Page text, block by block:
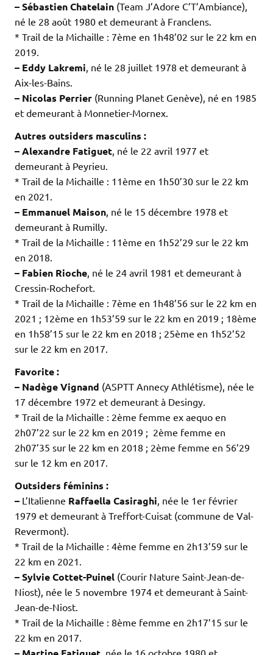
– Sébastien Chatelain (Team J’Adore C’T’Ambiance),
né le 28 août 1980 et demeurant à Franclens.
* Trail de la Michaille : 7ème en 1h48’02 sur le 22 km en
2019.
– Eddy Lakremi, né le 28 juillet 1978 et demeurant à
Aix-les-Bains.
– Nicolas Perrier (Running Planet Genève), né en 1985
et demeurant à Monnetier-Mornex.
Autres outsiders masculins :
– Alexandre Fatiguet, né le 22 avril 1977 et
demeurant à Peyrieu.
* Trail de la Michaille : 11ème en 1h50’30 sur le 22 km
en 2021.
– Emmanuel Maison, né le 15 décembre 1978 et
demeurant à Rumilly.
* Trail de la Michaille : 11ème en 1h52’29 sur le 22 km
en 2018.
– Fabien Rioche, né le 24 avril 1981 et demeurant à
Cressin-Rochefort.
* Trail de la Michaille : 7ème en 1h48’56 sur le 22 km en
2021 ; 12ème en 1h53’59 sur le 22 km en 2019 ; 18ème
en 1h58’15 sur le 22 km en 2018 ; 25ème en 1h52’52
sur le 22 km en 2017.
Favorite :
– Nadège Vignand (ASPTT Annecy Athlétisme), née le
17 décembre 1972 et demeurant à Desingy.
* Trail de la Michaille : 2ème femme ex aequo en
2h07’22 sur le 22 km en 2019 ; 2ème femme en
2h07’35 sur le 22 km en 2018 ; 2ème femme en 56’29
sur le 12 km en 2017.
Outsiders féminins :
– L’Italienne Raffaella Casiraghi, née le 1er février
1979 et demeurant à Treffort-Cuisat (commune de Val-
Revermont).
* Trail de la Michaille : 4ème femme en 2h13’59 sur le
22 km en 2021.
– Sylvie Cottet-Puinel (Courir Nature Saint-Jean-de-
Niost), née le 5 novembre 1974 et demeurant à Saint-
Jean-de-Niost.
* Trail de la Michaille : 8ème femme en 2h17’15 sur le
22 km en 2017.